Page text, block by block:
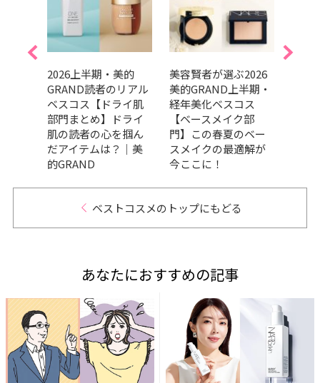
2026上半期・美的
GRAND読者のリアル
ベスコス【ドライ肌
部門まとめ】ドライ
肌の読者の心を掴ん
だアイテムは？｜美
的GRAND
美容賢者が選ぶ2026
美的GRAND上半期・
経年美化ベスコス
【ベースメイク部
門】この春夏のベー
スメイクの最適解が
今ここに！
ベストコスメのトップにもどる
あなたにおすすめの記事